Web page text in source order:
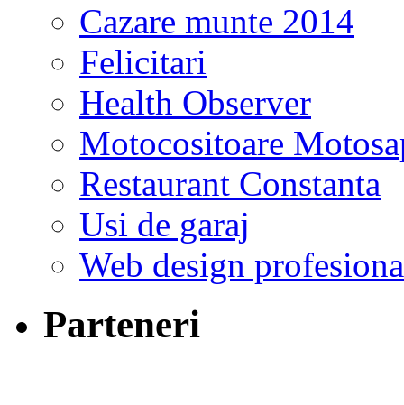
Cazare munte 2014
Felicitari
Health Observer
Motocositoare
Restaurant Constanta
Usi de garaj
Web design
Parteneri